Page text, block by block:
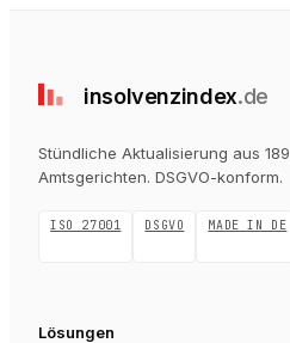
insolvenzindex.de
Stündliche Aktualisierung aus 189
Amtsgerichten. DSGVO-konform.
ISO 27001 DSGVO MADE IN DE
Lösungen